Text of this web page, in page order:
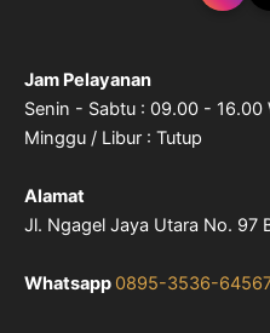
Jam Pelayanan
Senin - Sabtu : 09.00 - 16.00
Minggu / Libur : Tutup
Alamat
Jl. Ngagel Jaya Utara No. 97
Whatsapp 0895-3536-